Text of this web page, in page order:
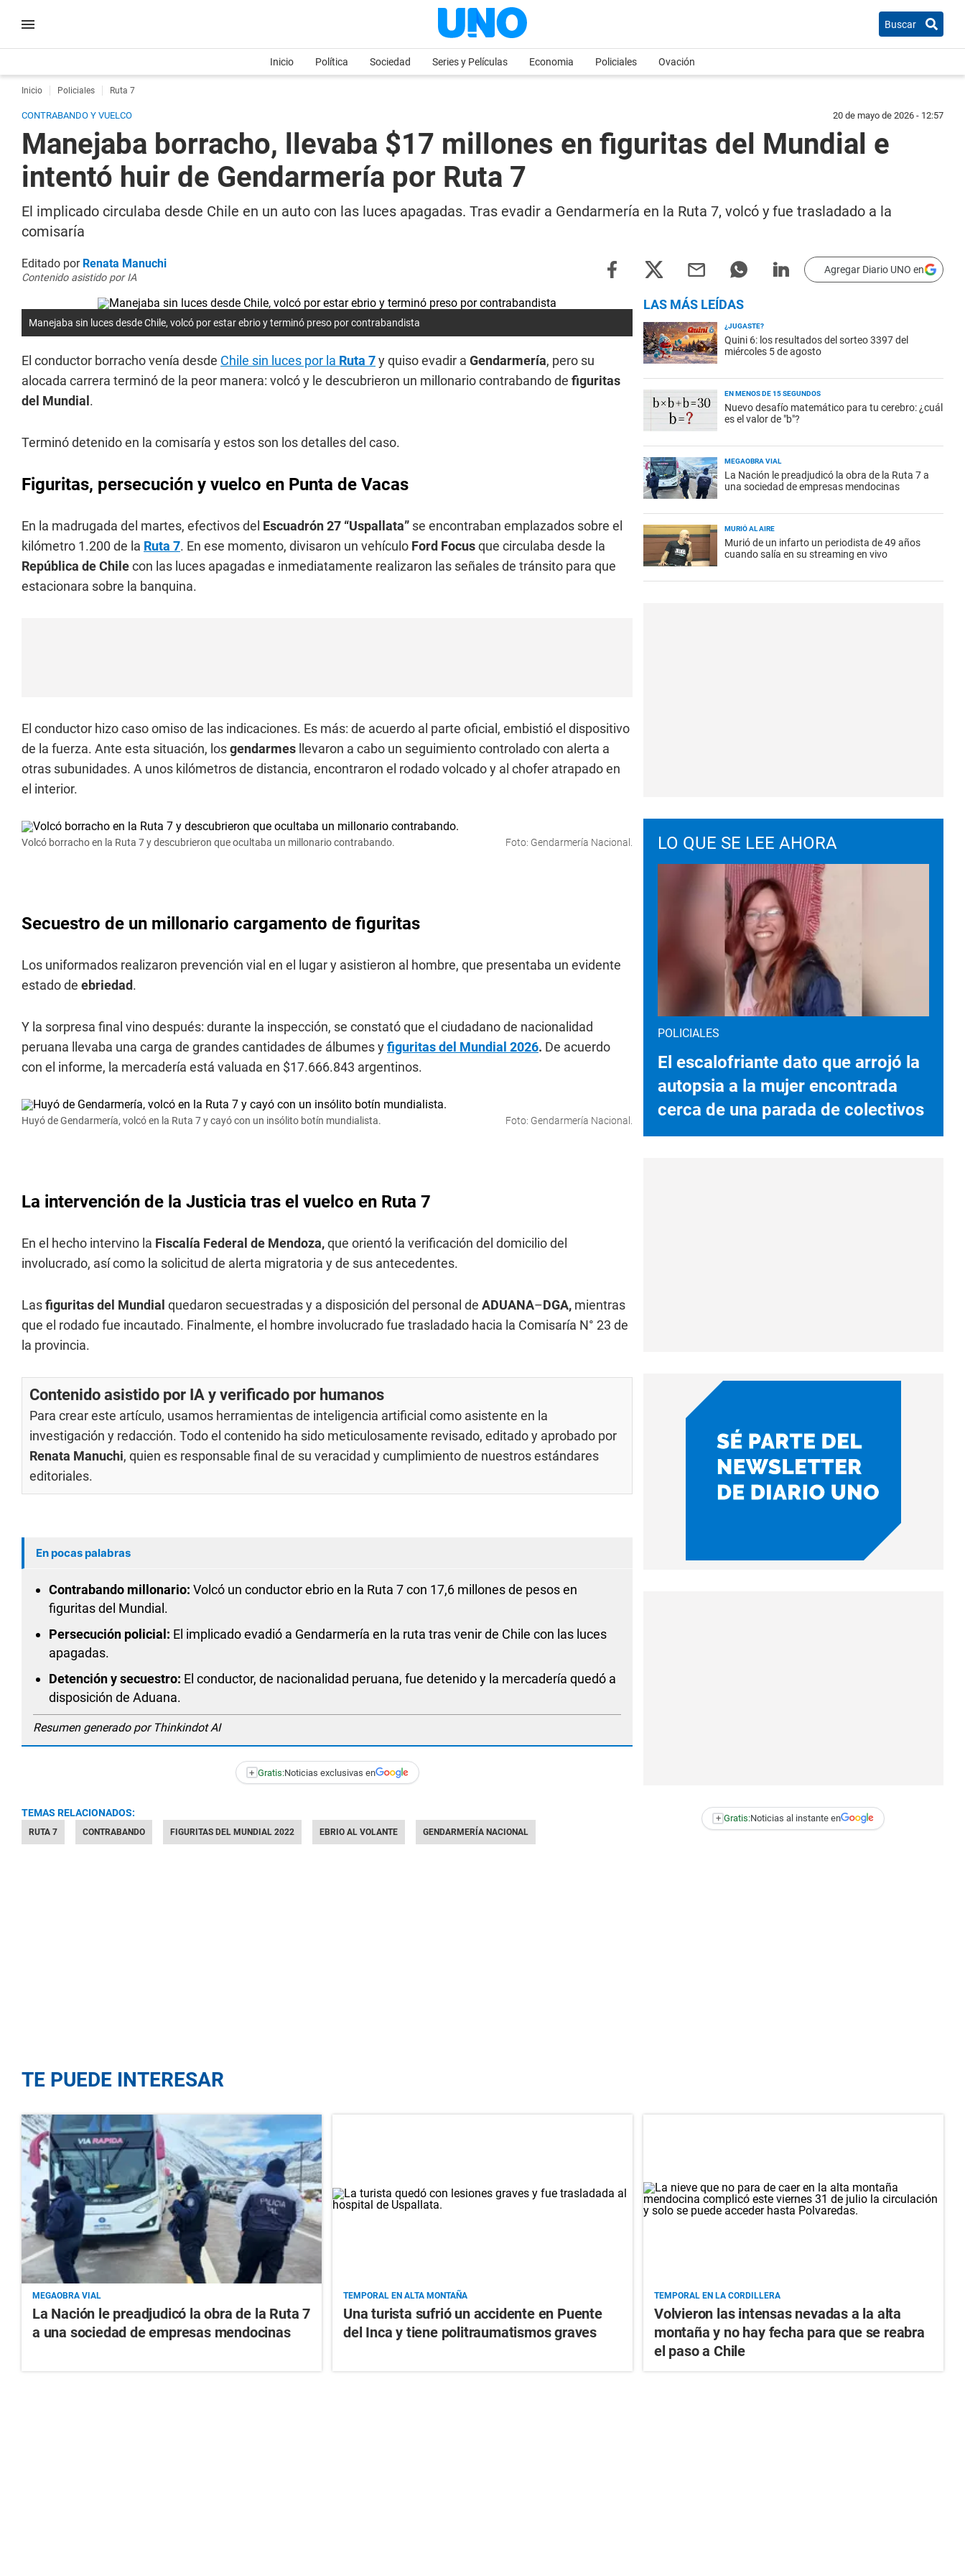
Buscar
Inicio Política Sociedad Series y Películas Economia Policiales Ovación
Inicio Policiales Ruta 7
CONTRABANDO Y VUELCO 20 de mayo de 2026 - 12:57
Manejaba borracho, llevaba $17 millones en figuritas del Mundial e
intentó huir de Gendarmería por Ruta 7
El implicado circulaba desde Chile en un auto con las luces apagadas. Tras evadir a Gendarmería en la Ruta 7, volcó y fue trasladado a la
comisaría
Editado por Renata Manuchi
Contenido asistido por IA
Agregar Diario UNO en
Manejaba sin luces desde Chile, volcó por estar ebrio y terminó preso por contrabandista
El conductor borracho venía desde Chile sin luces por la Ruta 7y quiso evadir a Gendarmería, pero su
alocada carrera terminó de la peor manera: volcó y le descubrieron un millonario contrabando de figuritas
del Mundial .
Terminó detenido en la comisaría y estos son los detalles del caso.
Figuritas, persecución y vuelco en Punta de Vacas
En la madrugada del martes, efectivos del Escuadrón27 “Uspallata” se encontraban emplazados sobre el
kilómetro 1.200 de la Ruta 7. En ese momento, divisaron un vehículo Ford Focusque circulaba desde la
República de Chilecon las luces apagadas e inmediatamente realizaron las señales de tránsito para que
estacionara sobre la banquina.
El conductor hizo caso omiso de las indicaciones. Es más: de acuerdo al parte oficial, embistió el dispositivo
de la fuerza. Ante esta situación, losgendarmes llevaron a cabo un seguimiento controlado con alerta a
otras subunidades. A unos kilómetros de distancia, encontraron el rodado volcado y al chofer atrapado en
el interior.
Volcó borracho en la Ruta 7 y descubrieron que ocultaba un millonario contrabando. Foto: Gendarmería Nacional.
Secuestro de un millonario cargamento de figuritas
Los uniformados realizaron prevención vial en el lugar y asistieron al hombre, que presentaba un evidente
estado de ebriedad.
Y la sorpresa final vino después: durante la inspección, se constató que el ciudadano de nacionalidad
peruana llevaba una carga de grandes cantidades de álbumes yfiguritas del Mundial 2026. De acuerdo
con el informe, la mercadería está valuada en $17.666.843 argentinos.
Huyó de Gendarmería, volcó en la Ruta 7 y cayó con un insólito botín mundialista. Foto: Gendarmería Nacional.
La intervención de la Justicia tras el vuelco en Ruta 7
En el hecho intervino la Fiscalía Federal de Mendoza,que orientó la verificación del domicilio del
involucrado, así como la solicitud de alerta migratoria y de sus antecedentes.
Lasfiguritas del Mundial quedaron secuestradas y a disposición del personal de ADUANA–DGA, mientras
que el rodado fue incautado. Finalmente, el hombre involucrado fue trasladado hacia la Comisaría N° 23 de
la provincia.
Contenido asistido por IA y verificado por humanos
Para crear este artículo, usamos herramientas de inteligencia artificial como asistente en la
investigación y redacción. Todo el contenido ha sido meticulosamente revisado, editado y aprobado por
Renata Manuchi, quien es responsable final de su veracidad y cumplimiento de nuestrosestándares
editoriales.
En pocas palabras
Contrabando millonario: Volcó un conductor ebrio en la Ruta 7 con 17,6 millones de pesos en
figuritas del Mundial.
Persecución policial: El implicado evadió a Gendarmería en la ruta tras venir de Chile con las luces
apagadas.
Detención y secuestro: El conductor, de nacionalidad peruana, fue detenido y la mercadería quedó a
disposición de Aduana.
Resumen generado por Thinkindot AI
+ Gratis:Noticias exclusivas en
TEMAS RELACIONADOS:
RUTA 7 CONTRABANDO FIGURITAS DEL MUNDIAL 2022 EBRIO AL VOLANTE GENDARMERÍA NACIONAL
LAS MÁS LEÍDAS
¿JUGASTE?
Quini 6: los resultados del sorteo 3397 del
miércoles 5 de agosto
EN MENOS DE 15 SEGUNDOS
Nuevo desafío matemático para tu cerebro: ¿cuál
es el valor de "b"?
MEGAOBRA VIAL
La Nación le preadjudicó la obra de la Ruta 7 a
una sociedad de empresas mendocinas
MURIÓ AL AIRE
Murió de un infarto un periodista de 49 años
cuando salía en su streaming en vivo
LO QUE SE LEE AHORA
POLICIALES
El escalofriante dato que arrojó la
autopsia a la mujer encontrada
cerca de una parada de colectivos
+ Gratis:Noticias al instante en
TE PUEDE INTERESAR
MEGAOBRA VIAL
La Nación le preadjudicó la obra de la Ruta 7
a una sociedad de empresas mendocinas
TEMPORAL EN ALTA MONTAÑA
Una turista sufrió un accidente en Puente
del Inca y tiene politraumatismos graves
TEMPORAL EN LA CORDILLERA
Volvieron las intensas nevadas a la alta
montaña y no hay fecha para que se reabra
el paso a Chile